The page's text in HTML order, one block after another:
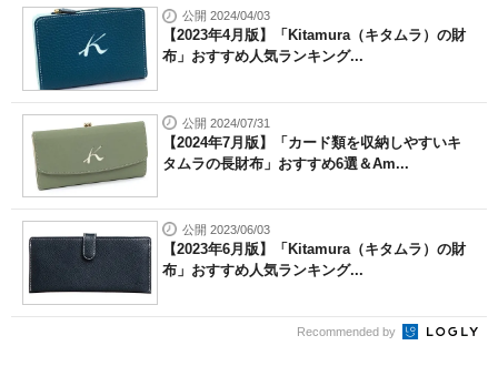
公開 2024/04/03
【2023年4月版】「Kitamura（キタムラ）の財
布」おすすめ人気ランキング...
公開 2024/07/31
【2024年7月版】「カード類を収納しやすいキ
タムラの長財布」おすすめ6選＆Am...
公開 2023/06/03
【2023年6月版】「Kitamura（キタムラ）の財
布」おすすめ人気ランキング...
Recommended by